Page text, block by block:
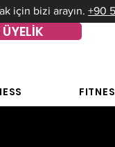
için bizi arayın. +90